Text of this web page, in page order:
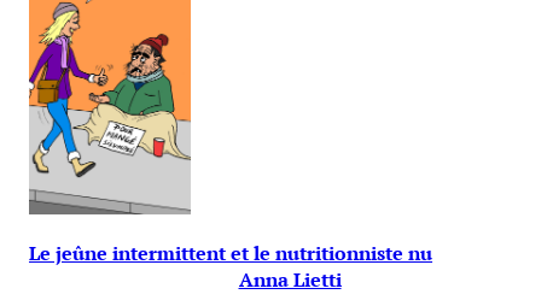
Le jeûne intermittent et le nutritionniste nu
Anna Lietti